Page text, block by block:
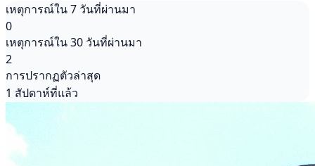
เหตุการณ์ใน 7 วันที่ผ่านมา
0
เหตุการณ์ใน 30 วันที่ผ่านมา
2
การปรากฏตัวล่าสุด
1 สัปดาห์ที่แล้ว